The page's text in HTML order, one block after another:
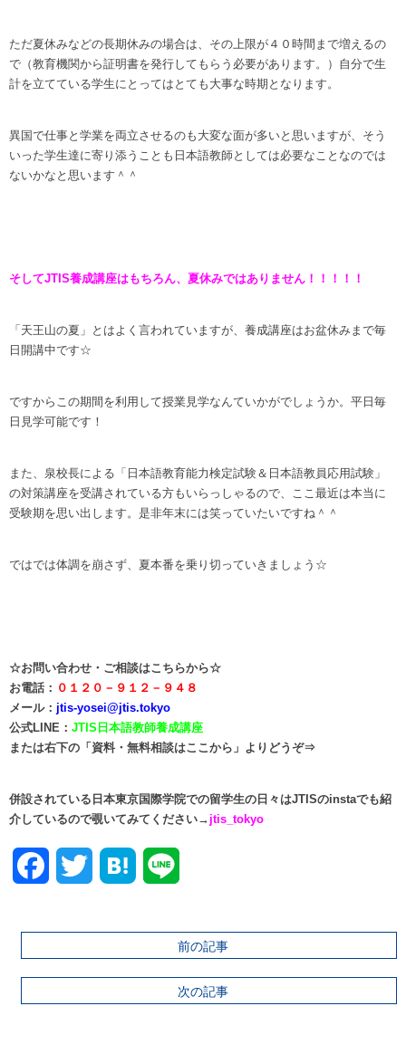
ただ夏休みなどの長期休みの場合は、その上限が４０時間まで増えるの
で（教育機関から証明書を発行してもらう必要があります。）自分で生
計を立てている学生にとってはとても大事な時期となります。
異国で仕事と学業を両立させるのも大変な面が多いと思いますが、そう
いった学生達に寄り添うことも日本語教師としては必要なことなのでは
ないかなと思います＾＾
そしてJTIS養成講座はもちろん、夏休みではありません！！！！！
「天王山の夏」とはよく言われていますが、養成講座はお盆休みまで毎
日開講中です☆
ですからこの期間を利用して授業見学なんていかがでしょうか。平日毎
日見学可能です！
また、泉校長による「日本語教育能力検定試験＆日本語教員応用試験」
の対策講座を受講されている方もいらっしゃるので、ここ最近は本当に
受験期を思い出します。是非年末には笑っていたいですね＾＾
ではでは体調を崩さず、夏本番を乗り切っていきましょう☆
☆お問い合わせ・ご相談はこちらから☆
お電話： ０１２０－９１２－９４８
メール： jtis-yosei@jtis.tokyo
公式LINE： JTIS日本語教師養成講座
または右下の「資料・無料相談はここから」よりどうぞ⇒
併設されている日本東京国際学院での留学生の日々はJTISのinstaでも紹
介しているので覗いてみてください→ jtis_tokyo
FacebookTwitter
前の記事
次の記事